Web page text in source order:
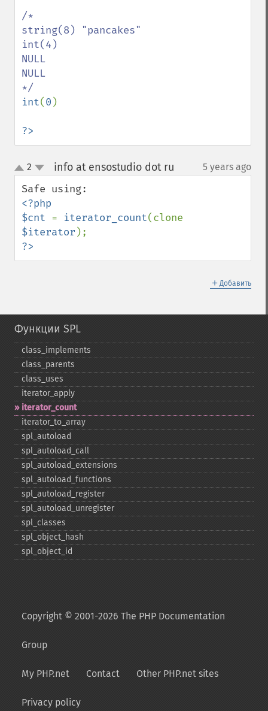
/*
string(8) "pancakes"
int(4)
NULL
NULL
int(0 )
?>
up
down
2 info at ensostudio dot ru 5 years ago
<?php
$cnt = iterator_count
$iterator
?>
＋ Добавить
Функции SPL
class_​implements
class_​parents
class_​uses
iterator_​apply
iterator_​count
iterator_​to_​array
spl_​autoload
spl_​autoload_​call
spl_​autoload_​extensions
spl_​autoload_​functions
spl_​autoload_​register
spl_​autoload_​unregister
spl_​classes
spl_​object_​hash
spl_​object_​id
Copyright © 2001-2026 The PHP Documentation
Group
My PHP.net Contact Other PHP.net sites
Privacy policy